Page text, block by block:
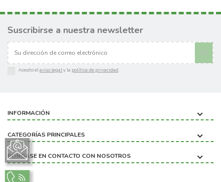
Suscribirse a nuestra newsletter
Acepto elaviso legaly la política de privacidad.
INFORMACIÓN
CATEGORÍAS PRINCIPALES
PÓNGASE EN CONTACTO CON NOSOTROS